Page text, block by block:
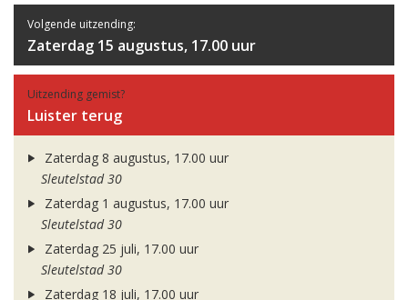
Volgende uitzending:
Zaterdag 15 augustus, 17.00 uur
Uitzending gemist?
Luister terug
Zaterdag 8 augustus, 17.00 uur
Sleutelstad 30
Zaterdag 1 augustus, 17.00 uur
Sleutelstad 30
Zaterdag 25 juli, 17.00 uur
Sleutelstad 30
Zaterdag 18 juli, 17.00 uur